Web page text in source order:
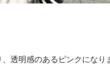
透明感のあるピンクになり